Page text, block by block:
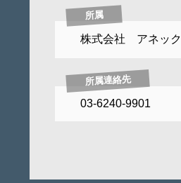
所属
株式会社 アネック
所属連絡先
03-6240-9901